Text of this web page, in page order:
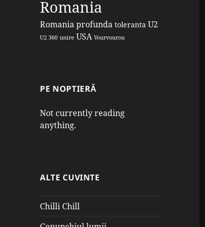
Romania
Romania profunda toleranta U2
U2 360 unire USA Vourvourou
PE NOPTIERĂ
Not currently reading
anything.
ALTE CUVINTE
Chilli Chill